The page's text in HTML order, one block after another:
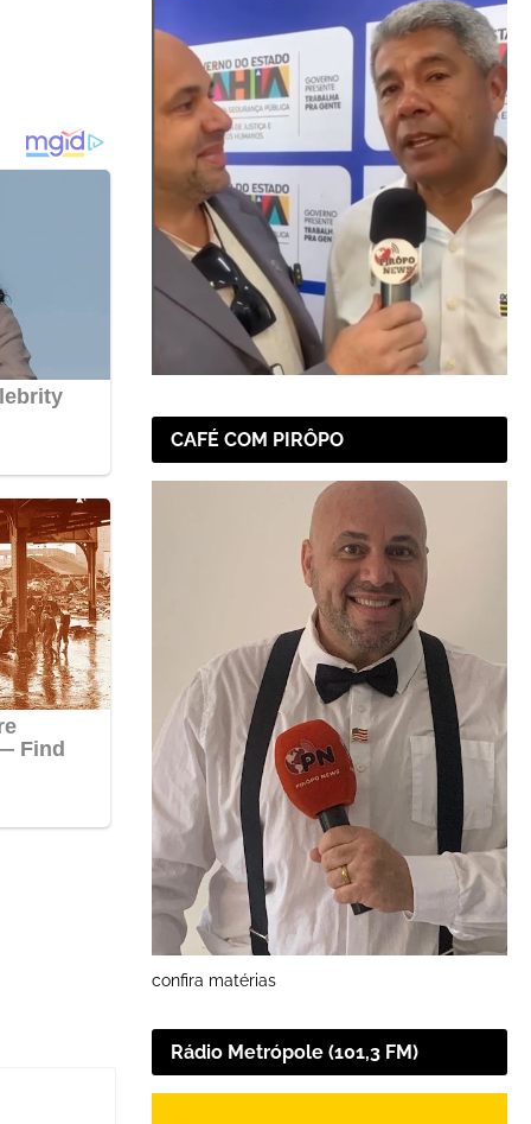
CAFÉ COM PIRÔPO
confira matérias
Rádio Metrópole (101,3 FM)